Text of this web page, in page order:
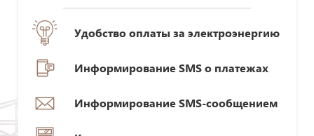
Удобство оплаты за электроэнергию
Информирование SMS о платежах
Информирование SMS-сообщением